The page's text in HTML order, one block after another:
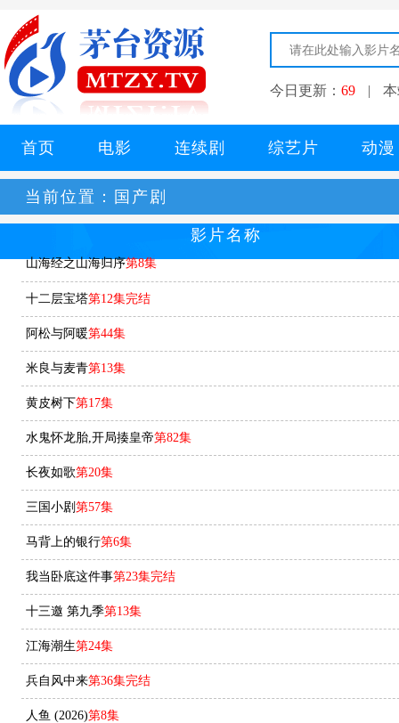
今日更新： 69 |
首页 电影 连续剧 综艺片 动漫
当前位置： 国产剧
影片名称
山海经之山海归序第8集
十二层宝塔第12集完结
阿松与阿暖第44集
米良与麦青第13集
黄皮树下第17集
水鬼怀龙胎,开局揍皇帝第82集
长夜如歌第20集
三国小剧 第57集
马背上的银行第6集
我当卧底这件事第23集完结
十三邀 第九季第13集
江海潮生第24集
兵自风中来第36集完结
人鱼 (2026)第8集